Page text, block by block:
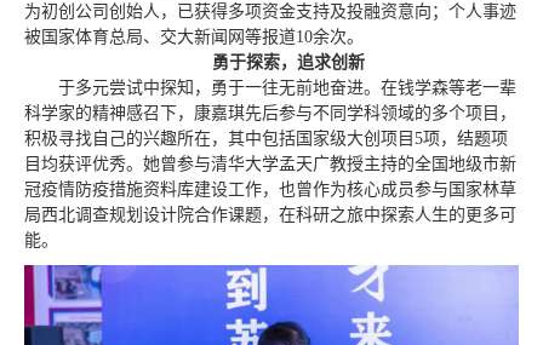
为初创公司创始人，已获得多项资金支持及投融资意向；个人事迹
被国家体育总局、交大新闻网等报道10余次。
勇于探索，追求创新
于多元尝试中探知，勇于一往无前地奋进。在钱学森等老一辈
科学家的精神感召下，康嘉琪先后参与不同学科领域的多个项目，
积极寻找自己的兴趣所在，其中包括国家级大创项目5项，结题项
目均获评优秀。她曾参与清华大学孟天广教授主持的全国地级市新
冠疫情防疫措施资料库建设工作，也曾作为核心成员参与国家林草
局西北调查规划设计院合作课题，在科研之旅中探索人生的更多可
能。